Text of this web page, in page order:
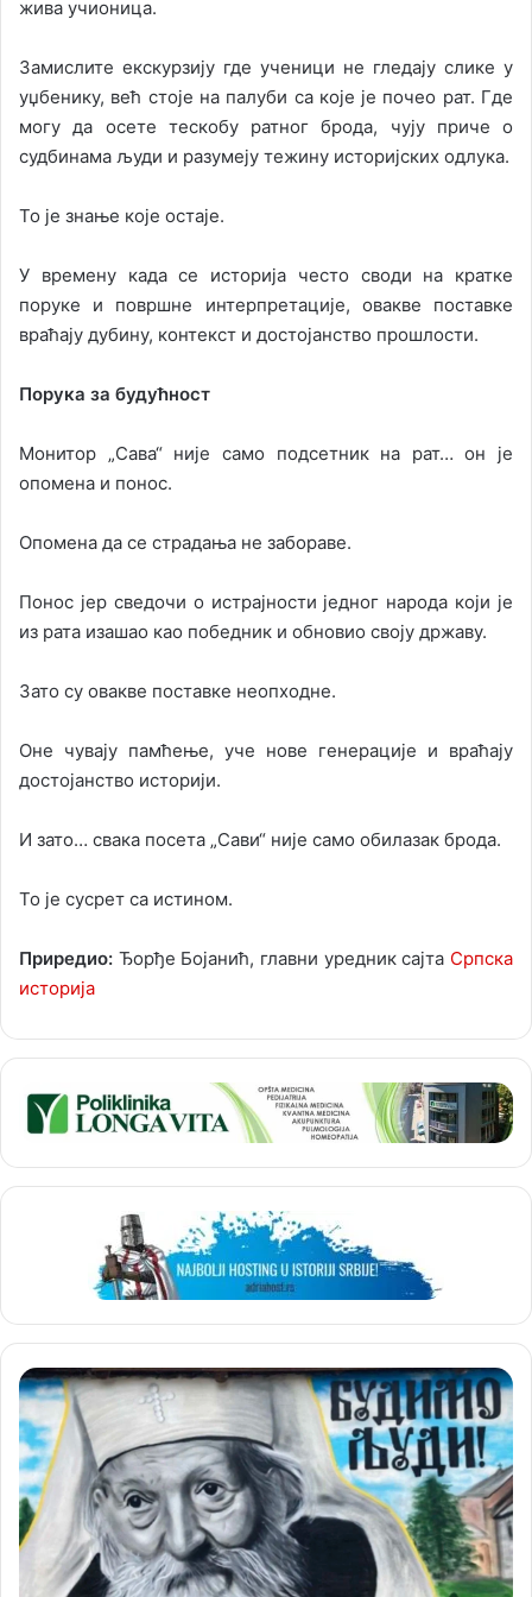
жива учионица.
Замислите екскурзију где ученици не гледају слике у
уџбенику, већ стоје на палуби са које је почео рат. Где
могу да осете тескобу ратног брода, чују приче о
судбинама људи и разумеју тежину историјских одлука.
То је знање које остаје.
У времену када се историја често своди на кратке
поруке и површне интерпретације, овакве поставке
враћају дубину, контекст и достојанство прошлости.
Порука за будућност
Монитор „Сава“ није само подсетник на рат… он је
опомена и понос.
Опомена да се страдања не забораве.
Понос јер сведочи о истрајности једног народа који је
из рата изашао као победник и обновио своју државу.
Зато су овакве поставке неопходне.
Оне чувају памћење, уче нове генерације и враћају
достојанство историји.
И зато… свака посета „Сави“ није само обилазак брода.
То је сусрет са истином.
Приредио: Ђорђе Бојанић, главни уредник сајта Српска
историја